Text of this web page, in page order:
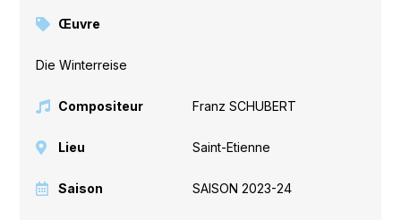
Œuvre
Die Winterreise
Compositeur Franz SCHUBERT
Lieu Saint-Etienne
Saison SAISON 2023-24